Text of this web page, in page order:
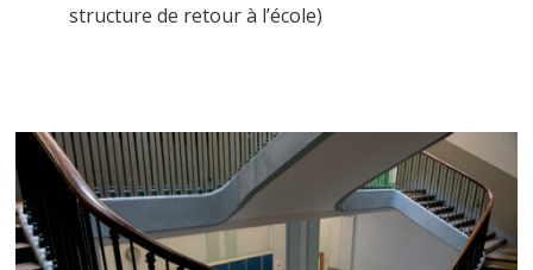
structure de retour à l’école)